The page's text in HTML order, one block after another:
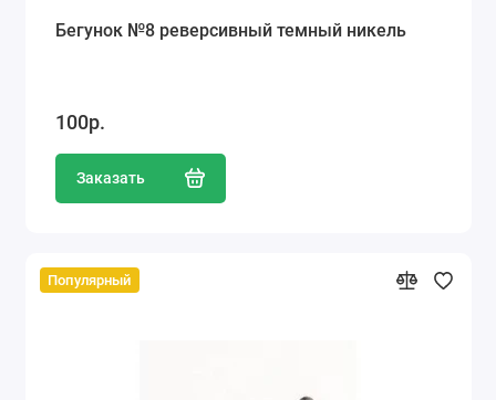
Бегунок №8 реверсивный темный никель
100р.
Заказать
Популярный